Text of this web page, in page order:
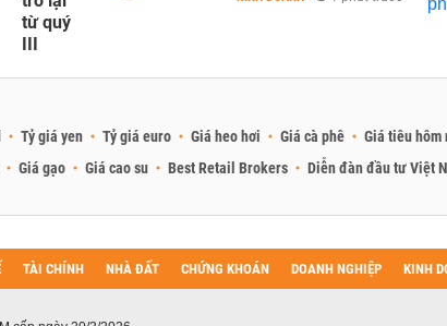
từ quý
III
Tỷ giá yen Tỷ giá euro Giá heo hơi Giá cà phê Giá tiêu hôm
Giá gạo Giá cao su Best Retail Brokers Diễn đàn đầu tư Việt
TÀI CHÍNH NHÀ ĐẤT CHỨNG KHOÁN DOANH NGHIỆP KINH